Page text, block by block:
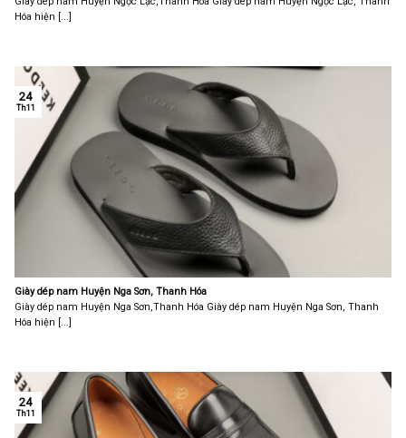
Hóa hiện [...]
Giày dép nam Huyện Nga Sơn, Thanh Hóa
Giày dép nam Huyện Nga Sơn,Thanh Hóa Giày dép nam Huyện Nga Sơn, Thanh
Hóa hiện [...]
24
Th11
24
Th11